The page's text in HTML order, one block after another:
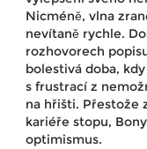
Nicméně, vlna
nevítaně rychle.
rozhovorech
bolestivá doba,
s frustrací z
na hřišti. Přestože
kariéře stopu,
optimismus.